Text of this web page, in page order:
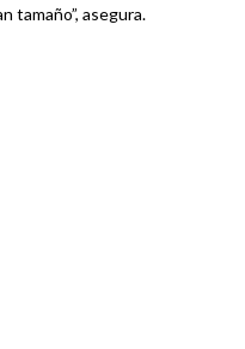
tamaño”, asegura.